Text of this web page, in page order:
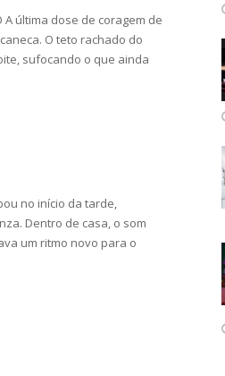
A última dose de coragem de
O teto rachado do
sufocando o que ainda
no início da tarde,
Dentro de casa, o som
um ritmo novo para o